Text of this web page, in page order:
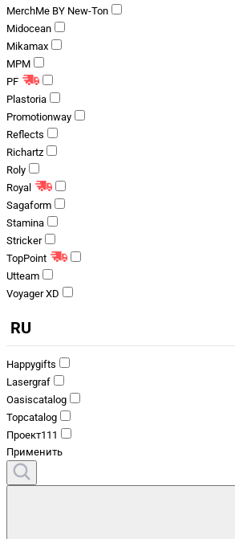
MerchMe BY New-Ton
Midocean
Mikamax
MPM
PF
Plastoria
Promotionway
Reflects
Richartz
Roly
Royal
Sagaform
Stamina
Stricker
TopPoint
Utteam
Voyager XD
RU
Happygifts
Lasergraf
Oasiscatalog
Topcatalog
Проект111
Применить